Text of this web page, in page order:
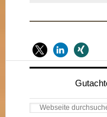
Seitenspalte
Webseite